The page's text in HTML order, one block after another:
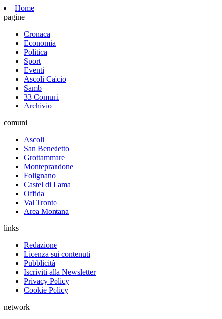
Home
pagine
Cronaca
Economia
Politica
Sport
Eventi
Ascoli Calcio
Samb
33 Comuni
Archivio
comuni
Ascoli
San Benedetto
Grottammare
Monteprandone
Folignano
Castel di Lama
Offida
Val Tronto
Area Montana
links
Redazione
Licenza sui contenuti
Pubblicità
Iscriviti alla Newsletter
Privacy Policy
Cookie Policy
network